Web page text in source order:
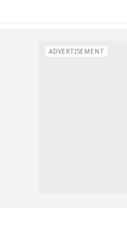
ADVERTISEMENT